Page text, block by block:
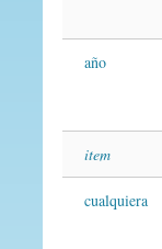
año
item
cualquiera